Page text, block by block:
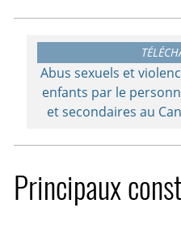
Abus sexuels et
enfants par le
et secondaires au
Principaux